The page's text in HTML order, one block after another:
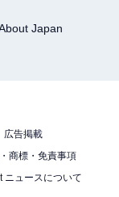
Japan
広告掲載
商標・免責事項
ニュースについて